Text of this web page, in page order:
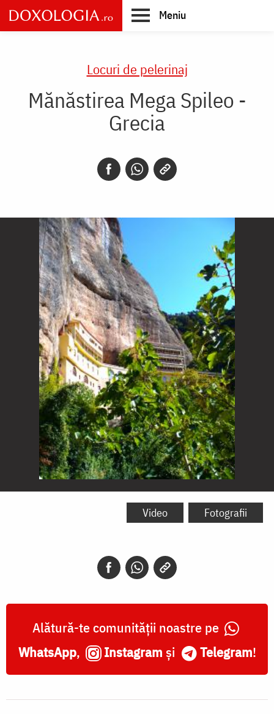
Skip
to
main
Meniu
Locuri de pelerinaj
Mănăstirea Mega Spileo -
Grecia
Mănăstirea
Video Fotografii
Alătură-te comunității noastre pe
WhatsApp, Instagram și Telegram!